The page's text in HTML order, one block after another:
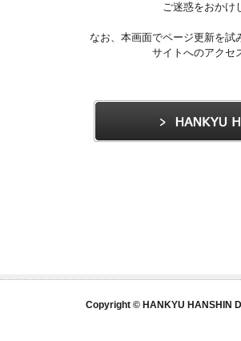
ご迷惑をおかけ
なお、本画面でページ更新を
サイトへのアクセ
Copyright © HANKYU HANSHIN